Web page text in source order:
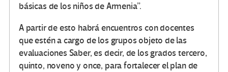
básicas de los niños de Armenia”.
A partir de esto habrá encuentros con docentes
que estén a cargo de los grupos objeto de las
evaluaciones Saber, es decir, de los grados tercero,
quinto, noveno y once, para fortalecer el plan de